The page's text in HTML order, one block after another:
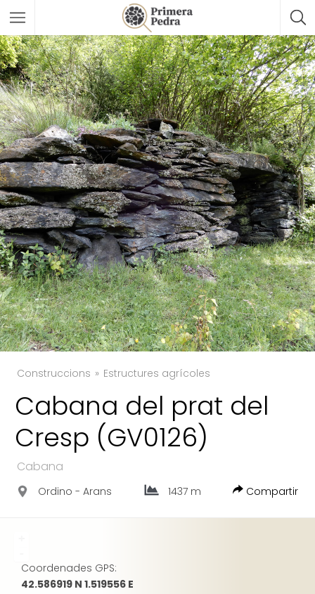
Construccions Estructures agrícoles
Cabana del prat del
Cresp (GV0126)
Cabana
Ordino - Arans 1437 m Compartir
FACEBOOK
Coordenades GPS:
42.586919 N 1.519556 E